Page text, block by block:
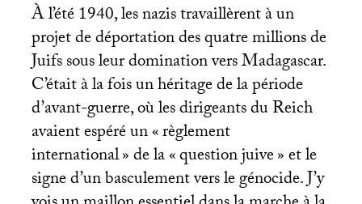
À l’été 1940, les nazis travaillèrent à un
projet de déportation des quatre millions de
Juifs sous leur domination vers Madagascar.
C’était à la fois un héritage de la période
d’avant-guerre, où les dirigeants du Reich
avaient espéré un «règlement
international» de la «question juive» et le
signe d’un basculement vers le génocide. J’y